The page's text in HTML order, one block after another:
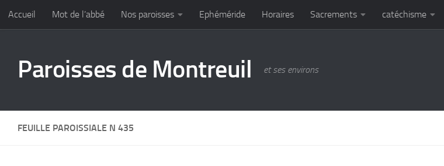
Skip to content
Accueil Mot de l’abbé Nos paroisses Ephéméride Horaires Sacrements catéchisme
Paroisses de Montreuil et ses environs
FEUILLE PAROISSIALE N 435